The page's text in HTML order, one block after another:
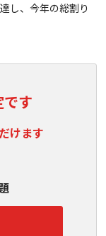
し、今年の総割り
す
けます